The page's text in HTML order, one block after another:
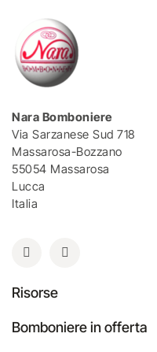
Nara Bomboniere
Via Sarzanese Sud 718
Massarosa-Bozzano
55054 Massarosa
Lucca
Italia
Risorse
Bomboniere in offerta